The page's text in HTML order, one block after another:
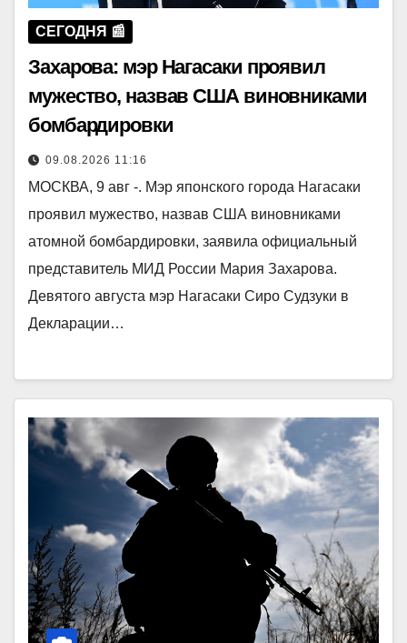
СЕГОДНЯ 📰
Захарова: мэр Нагасаки проявил
мужество, назвав США виновниками
бомбардировки
09.08.2026 11:16
МОСКВА, 9 авг -. Мэр японского города Нагасаки
проявил мужество, назвав США виновниками
атомной бомбардировки, заявила официальный
представитель МИД России Мария Захарова.
Девятого августа мэр Нагасаки Сиро Судзуки в
Декларации…